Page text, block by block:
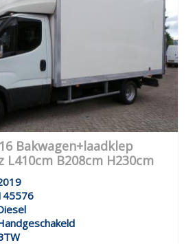
Bakwagen+laadklep
L410cm B208cm H230cm